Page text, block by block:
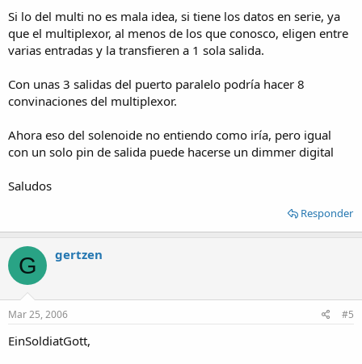
(controladas por las entradas ) RPM y asi automatizar totalmente la
prueba.
Lo del multiplexor iria como trompada, porque pensa que yo podria
tengo otras 5 entradas diferentes. Entonces podria tomar 5 y 5 mas
para armarme 10 bit de resolucion para las RPM y otros 10 bit de
resolucion para los kgf del motor en la balanza (Allllta precision!).
Es una idea nomas, no se si andaria, seguro que uds deben saber de
esto, para que se den una idea soy estudiante de ingenieria
ASP, etc) pero la electronica me hace talco.
Asi que bue, mil gracias gente, espero me confirmen si puede
caminar o no. saludoss!
Si lo del multi no es mala idea, si tiene los datos en serie, ya
que el multiplexor, al menos de los que conosco, eligen entre
varias entradas y la transfieren a 1 sola salida.
Con unas 3 salidas del puerto paralelo podría hacer 8
convinaciones del multiplexor.
Ahora eso del solenoide no entiendo como iría, pero igual
con un solo pin de salida puede hacerse un dimmer digital
Saludos
Responder
G gertzen
Mar 25, 2006 #5
EinSoldiatGott,